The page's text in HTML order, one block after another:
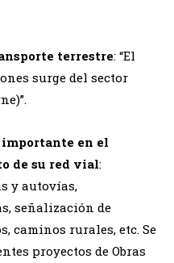
terrestre: “El
surge del sector
en el
de su red vial:
y autovías,
señalización de
caminos rurales, etc. Se
proyectos de Obras